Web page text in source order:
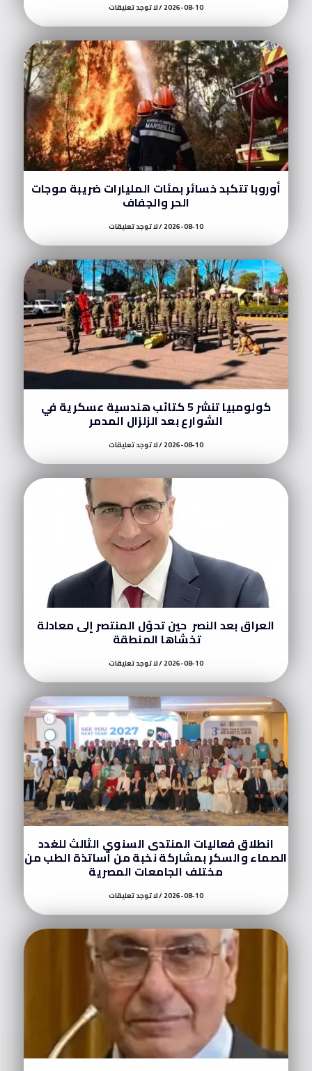
2026-08-10 لا توجد تعليقات
أوروبا تتكبد خسائر بمئات المليارات ضريبة موجات
الحر والجفاف
2026-08-10 لا توجد تعليقات
كولومبيا تنشر 5 كتائب هندسية عسكرية في
الشوارع بعد الزلزال المدمر
2026-08-10 لا توجد تعليقات
العراق بعد النصر حين تحوّل المنتصر إلى معادلة
تخشاها المنطقة
2026-08-10 لا توجد تعليقات
انطلاق فعاليات المنتدى السنوي الثالث للغدد
الصماء والسكر بمشاركة نخبة من أساتذة الطب من
مختلف الجامعات المصرية
2026-08-10 لا توجد تعليقات